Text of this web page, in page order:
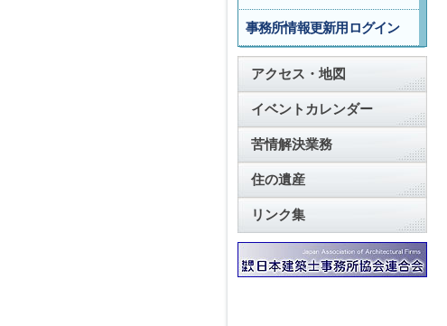
事務所情報更新用ログイン
アクセス・地図
イベントカレンダー
苦情解決業務
住の遺産
リンク集